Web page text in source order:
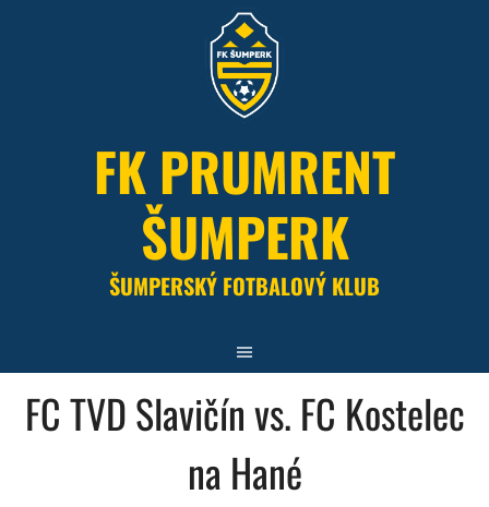
FK PRUMRENT
ŠUMPERK
ŠUMPERSKÝ FOTBALOVÝ KLUB
FC TVD Slavičín vs. FC Kostelec
na Hané